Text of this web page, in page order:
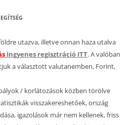
utazva, illetve onnan haza utalva
Ingyenes regisztráció ITT. A valóban
a választott valutanemben, Forint,
/ korlátozások közben törölve
visszakereshetőek, ország
igazolások már nem kellenek, friss